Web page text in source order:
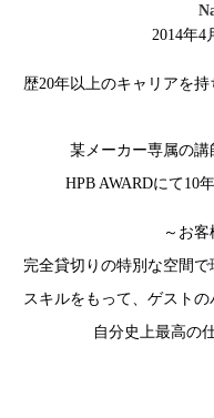
2014年4
歴20年以上のキャリアを
某メーカー専属の
HPB AWARDにて10
～お
完全貸切りの特別な空間
スキルをもって、ゲスト
自分史上最高の